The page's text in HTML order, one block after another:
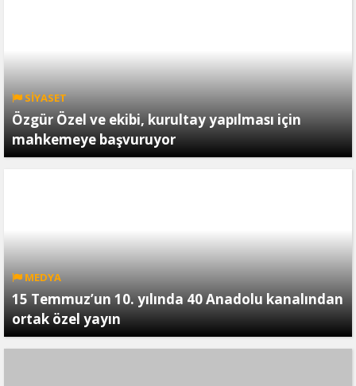
SİYASET
Özgür Özel ve ekibi, kurultay yapılması için
mahkemeye başvuruyor
MEDYA
15 Temmuz’un 10. yılında 40 Anadolu kanalından
ortak özel yayın